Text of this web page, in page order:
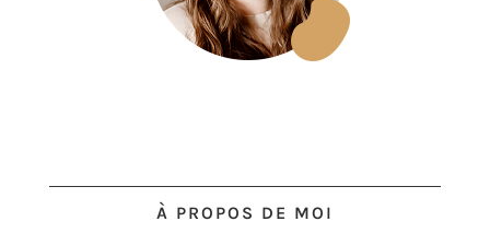
À PROPOS DE MOI